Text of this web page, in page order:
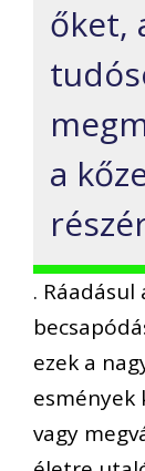
őket,
a
.
ezek a
vagy